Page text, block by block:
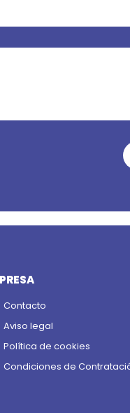
Contacto
Aviso legal
Política de cookies
Condiciones de